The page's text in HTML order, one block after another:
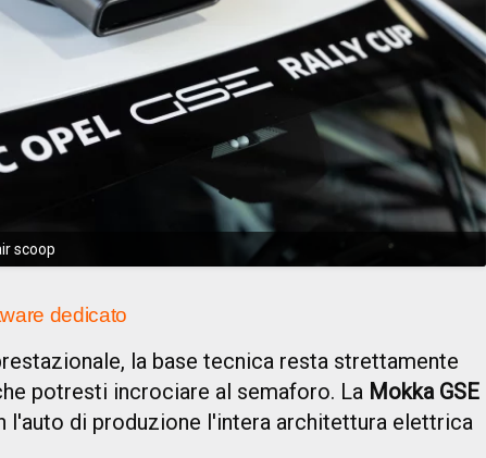
scoop
dedicato
la base tecnica resta strettamente
potresti incrociare al semaforo. La Mokka GSE
l'auto di produzione l'intera architettura elettrica